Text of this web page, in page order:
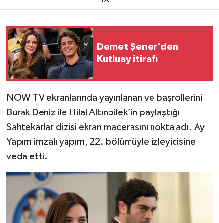
Demet Şener’den
Kutluay itirafı
NOW TV ekranlarında yayınlanan ve başrollerini
Burak Deniz ile Hilal Altınbilek’in paylaştığı
Sahtekarlar dizisi ekran macerasını noktaladı. Ay
Yapım imzalı yapım, 22. bölümüyle izleyicisine
veda etti.